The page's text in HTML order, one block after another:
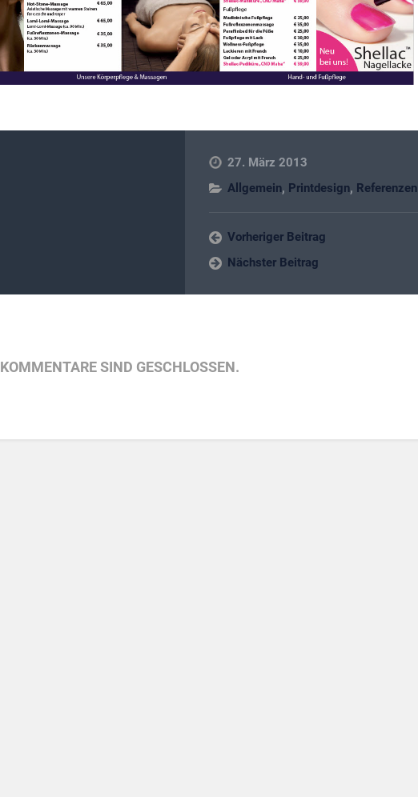
27. März 2013
Allgemein, Printdesign, Referenzen
Vorheriger Beitrag
Nächster Beitrag
KOMMENTARE SIND GESCHLOSSEN.